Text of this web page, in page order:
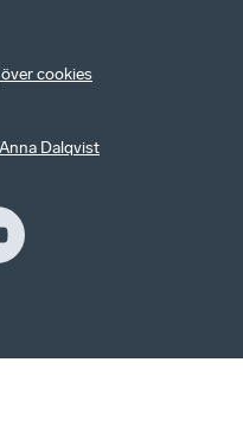
cookies
Anna Dalqvist